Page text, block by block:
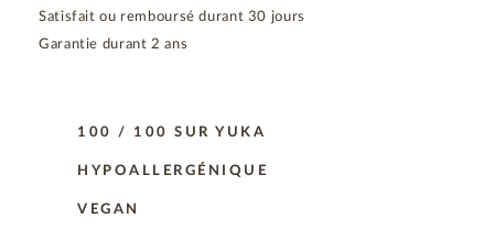
Satisfait ou remboursé durant 30 jours
Garantie durant 2 ans
100 / 100 SUR YUKA
HYPOALLERGÉNIQUE
VEGAN